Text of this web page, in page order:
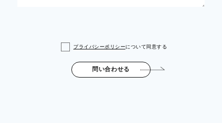
プライバシーポリシーについて同意する
問い合わせる